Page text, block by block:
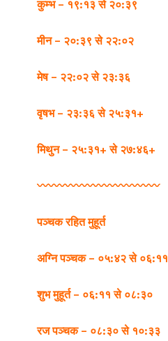
कुम्भ – १९:१३ से २०:३९
मीन – २०:३९ से २२:०२
मेष – २२:०२ से २३:३६
वृषभ – २३:३६ से २५:३१+
मिथुन – २५:३१+ से २७:४६+
〰️〰️〰️〰️〰️〰️〰️〰️〰️〰️〰️
पञ्चक रहित मुहूर्त
अग्नि पञ्चक – ०५:४२ से ०६:११
शुभ मुहूर्त – ०६:११ से ०८:३०
रज पञ्चक – ०८:३० से १०:३३